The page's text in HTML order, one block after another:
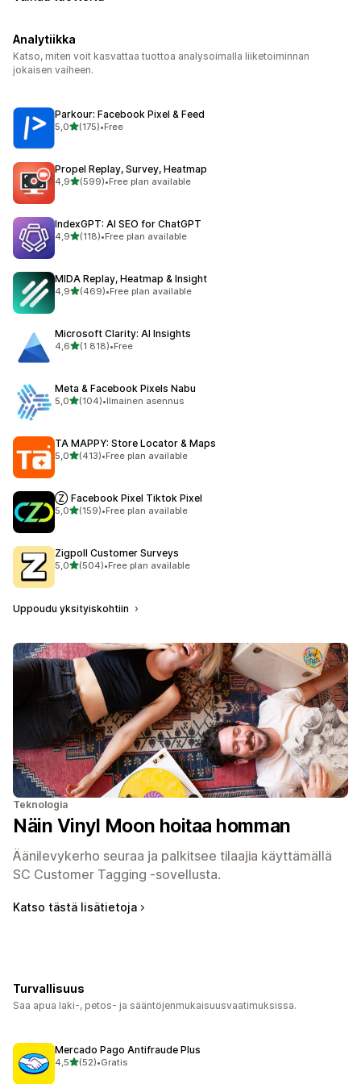
Analytiikka
Katso, miten voit kasvattaa tuottoa analysoimalla liiketoiminnan
jokaisen vaiheen.
Parkour: Facebook Pixel & Feed
5,0/ 5 tähteä
(175)
175 arvostelua yhteensä
•Free
Propel Replay, Survey, Heatmap
4,9/ 5 tähteä
(599)
599 arvostelua yhteensä
•Free plan available
IndexGPT: AI SEO for ChatGPT
4,9/ 5 tähteä
(118)
118 arvostelua yhteensä
•Free plan available
MIDA Replay, Heatmap & Insight
4,9/ 5 tähteä
(469)
469 arvostelua yhteensä
•Free plan available
Microsoft Clarity: AI Insights
4,6/ 5 tähteä
(1 818)
1818 arvostelua yhteensä
•Free
Meta & Facebook Pixels Nabu
5,0/ 5 tähteä
(104)
104 arvostelua yhteensä
•Ilmainen asennus
TA MAPPY: Store Locator & Maps
5,0/ 5 tähteä
(413)
413 arvostelua yhteensä
•Free plan available
Ⓩ Facebook Pixel Tiktok Pixel
5,0/ 5 tähteä
(159)
159 arvostelua yhteensä
•Free plan available
Zigpoll Customer Surveys
5,0/ 5 tähteä
(504)
504 arvostelua yhteensä
•Free plan available
Uppoudu yksityiskohtiin
Teknologia
Näin Vinyl Moon hoitaa homman
Äänilevykerho seuraa ja palkitsee tilaajia käyttämällä
SC Customer Tagging -sovellusta.
Katso tästä lisätietoja
Turvallisuus
Saa apua laki-, petos- ja sääntöjenmukaisuusvaatimuksissa.
Mercado Pago Antifraude Plus
4,5/ 5 tähteä
(52)
52 arvostelua yhteensä
•Gratis